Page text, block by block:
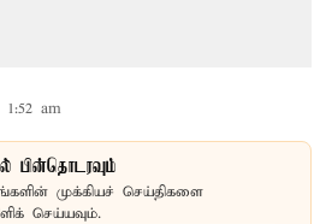
am
பின்தொடரவும்
முக்கியச் செய்திகளை
செய்யவும்.